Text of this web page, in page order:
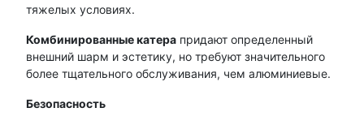
тяжелых условиях.
Комбинированные катера придают определенный
внешний шарм и эстетику, но требуют значительного
более тщательного обслуживания, чем алюминиевые.
Безопасность